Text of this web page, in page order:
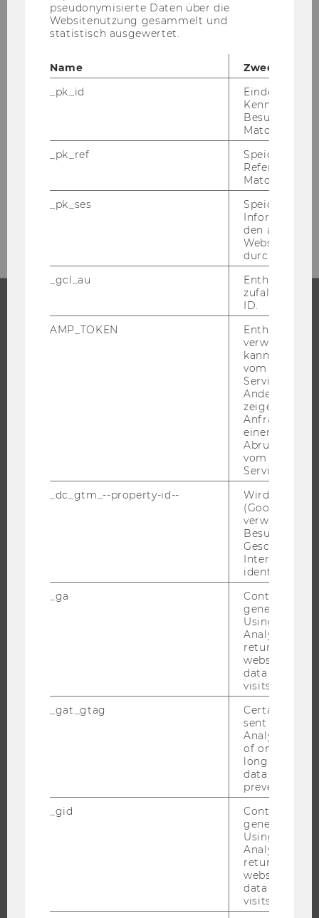
BEWERBUNGSGUIDE
Alle Infos für in- und ausländische
STUDIUM
INFORMATIONEN FÜR STUDIERENDE
INTERNATIONALE UND INCOMING EXCHANGE STUDIERENDE
ANGEBOTE FÜR SCHULEN UND STUDIENINTERESSIERTE
FORSCHUNG
ORGANISATION DER FORSCHUNG
FORSCHUNGSINFRASTRUKTUR
ÜBER DIE WU
EVENTS ARCHIV
pseudonymisierte Daten über die
Websitenutzung gesammelt und
statistisch ausgewertet.
Name
Zweck
_pk_id
Eindeutige
Besuchers
Matomo.
_pk_ref
Speicherung
Referrers
Matomo.
_pk_ses
Speicherung
den aktuellen
durch
_gcl_au
Enthält eine
ID.
AMP_TOKEN
Enthält ein
verwendet
kann, um
vom AMP-
Service
Andere
zeigen Opt-
Anfrage im
einen Fehler
Abrufen
vom AMP
Service an.
_dc_gtm_--property-id--
Wird von
(Google Tag
verwendet,
Besucher
Geschlecht
Interessen zu
identifizieren.
_ga
Contains a
generated
Using this
Analytics can
returning
website and
data from
visits.
_gat_gtag
Certain data
sent to
Analytics a
of once per
long as it is
data
prevented.
_gid
Contains a
generated
Using this
Analytics can
returning
website and
data from
visits.